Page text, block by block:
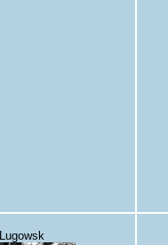
Lugowsk